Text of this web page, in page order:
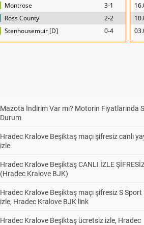
Montrose
3-1
Ross County
2-2
Stenhousemuir [D] 0-4
Mazota İndirim Var mı? Motorin Fiyatlarında
Durum
Hradec Kralove Beşiktaş maçı şifresiz canlı
izle
Hradec Kralove Beşiktaş CANLI İZLE
(Hradec Kralove BJK)
Hradec Kralove Beşiktaş maçı şifresiz S Sport
izle, Hradec Kralove BJK link
Hradec Kralove Beşiktaş ücretsiz izle, Hradec